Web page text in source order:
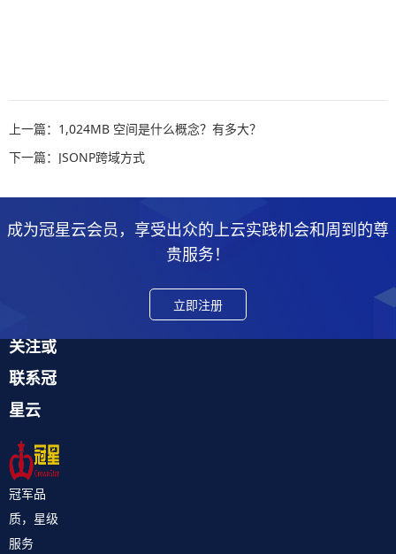
上一篇：1,024MB 空间是什么概念？有多大？
下一篇：JSONP跨域方式
成为冠星云会员，享受出众的上云实践机会和周到的尊
贵服务！
立即注册
关注或
联系冠
星云
冠军品
质，星级
服务